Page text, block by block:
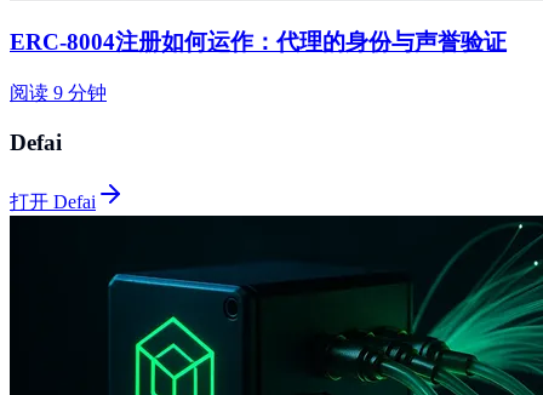
ERC-8004注册如何运作：代理的身份与声誉验证
阅读 9 分钟
Defai
打开 Defai